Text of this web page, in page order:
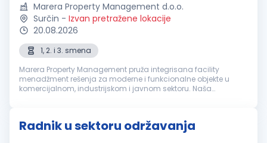
Marera Property Management d.o.o.
Surčin - Izvan pretražene lokacije
20.08.2026
1, 2. i 3. smena
Marera Property Management pruža integrisana facility
menadžment rešenja za moderne i funkcionalne objekte u
komercijalnom, industrijskom i javnom sektoru. Naša
Radnik u sektoru održavanja